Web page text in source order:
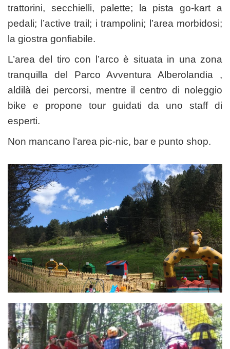
trattorini, secchielli, palette; la pista go-kart a
pedali; l’active trail; i trampolini; l’area morbidosi;
la giostra gonfiabile.
L’area del tiro con l’arco è situata in una zona
tranquilla del Parco Avventura Alberolandia ,
aldilà dei percorsi, mentre il centro di noleggio
bike e propone tour guidati da uno staff di
esperti.
Non mancano l’area pic-nic, bar e punto shop.